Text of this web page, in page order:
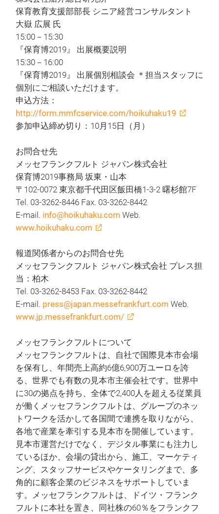
保育教育支援部部長 シニア経営コンサルタント
大嶽 広展 氏
15:00－15:30
『保育博2019』 出展概要説明
15:30－16:00
『保育博2019』 出展個別相談会 ＊担当スタッフに
個別にご相談いただけます。
申込方法：
http://form.mmfcservice.com/hoikuhaku19
参加申込締め切り：10月15日（月）
お問合せ先
メッセフランクフルト ジャパン株式会社
保育博2019事務局 坂東・山本
〒102-0072 東京都千代田区飯田橋1-3-2 曙杉館7F
Tel. 03-3262-8446 Fax. 03-3262-8442
E-mail. info@hoikuhaku.com Web.
www.hoikuhaku.com
報道関係者からのお問合せ先
メッセフランクフルト ジャパン株式会社 プレス担
当：柏木
Tel. 03-3262-8453 Fax. 03-3262-8442
E-mail. press@japan.messefrankfurt.com Web.
www.jp.messefrankfurt.com/
メッセフランクフルトについて
メッセフランクフルトは、自社で国際見本市会場
を保有し、年間売上高約6億6,900万ユーロを誇
る、世界でも有数の見本市主催会社です。世界中
に30の拠点を持ち、全体で2,400人を超える従業員
が働くメッセフランクフルトは、グループのネッ
トワークを活かして各国間で連携を取りながら、
各地で産業を牽引する見本市を開催しています。
見本市運営だけでなく、デジタル事業にも注力し
ているほか、会場の貸出から、施工、マーケティ
ング、スタッフサービスやケータリングまで、多
角的に顧客企業のビジネスをサポートしていま
す。メッセフランクフルトは、ドイツ・フランク
フルトに本社を置き、同社株の60％をフランクフ